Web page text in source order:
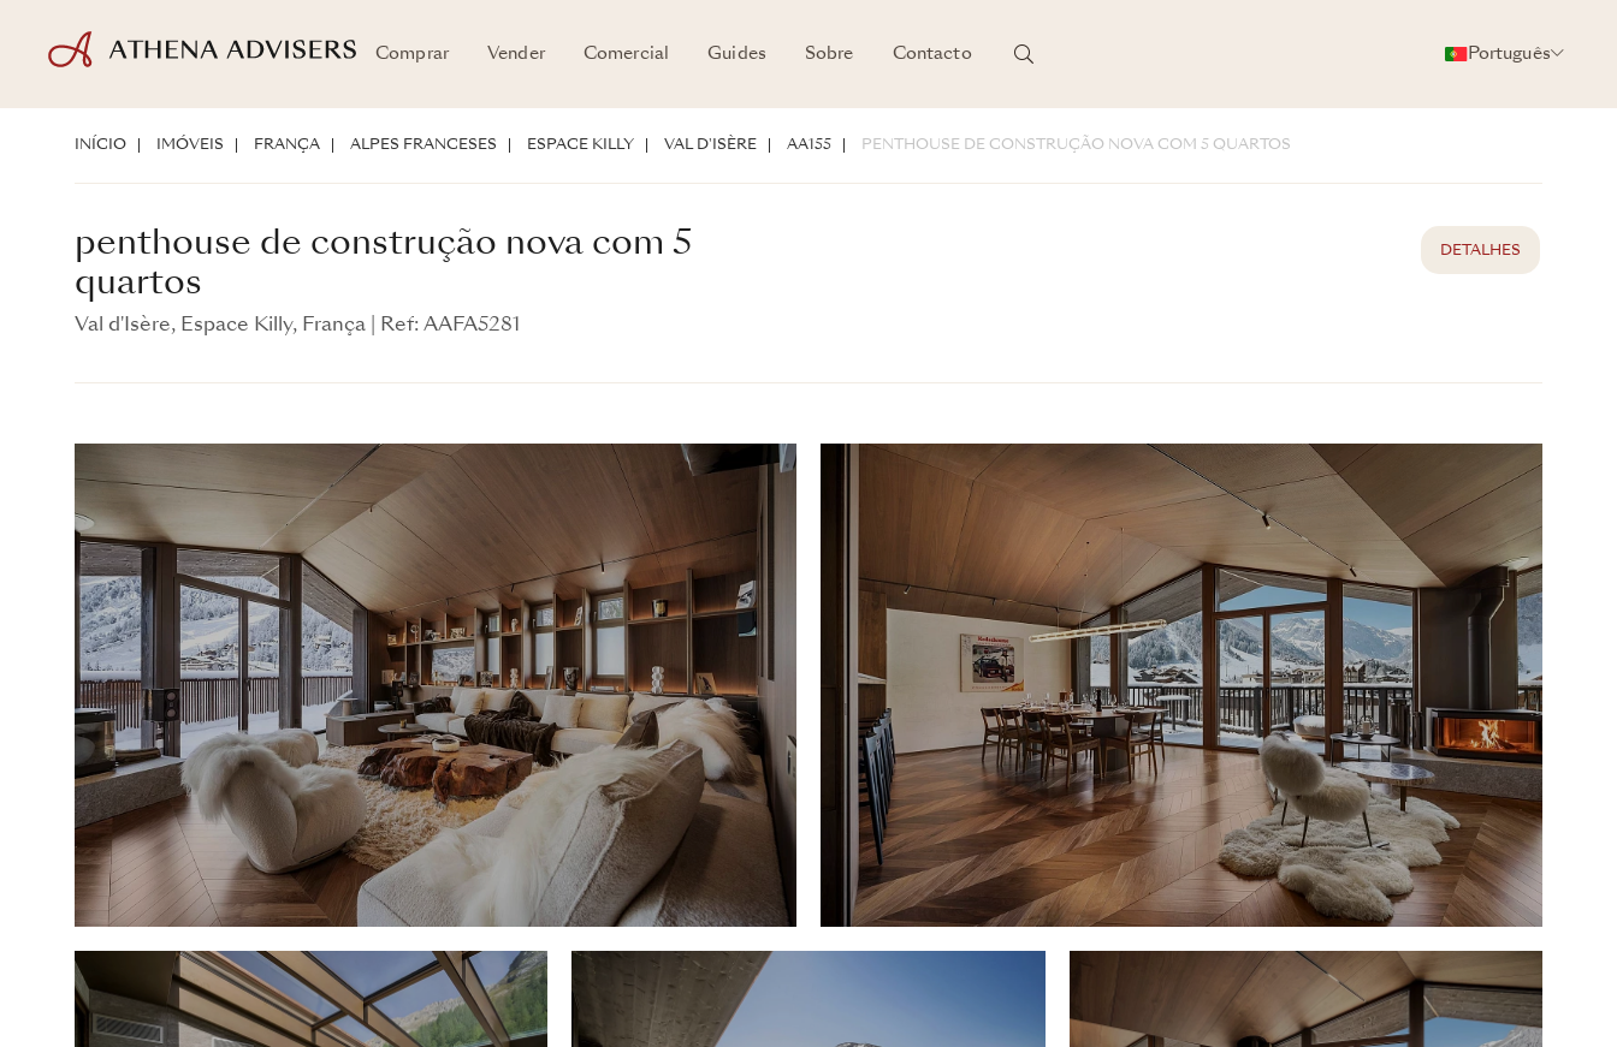
Comprar Vender Comercial Guides Sobre Contacto Português
penthouse de construção nova com 5
quartos
Val d'Isère, Espace Killy, França Ref: AAFA5281
INÍCIO IMÓVEIS FRANÇA ALPES FRANCESES ESPACE KILLY VAL D'ISÈRE AA155 PENTHOUSE DE CONSTRUÇÃO NOVA COM 5 QUARTOS
penthouse de construção nova com 5
quartos
Val d'Isère, Espace Killy, França Ref: AAFA5281
DETALHES